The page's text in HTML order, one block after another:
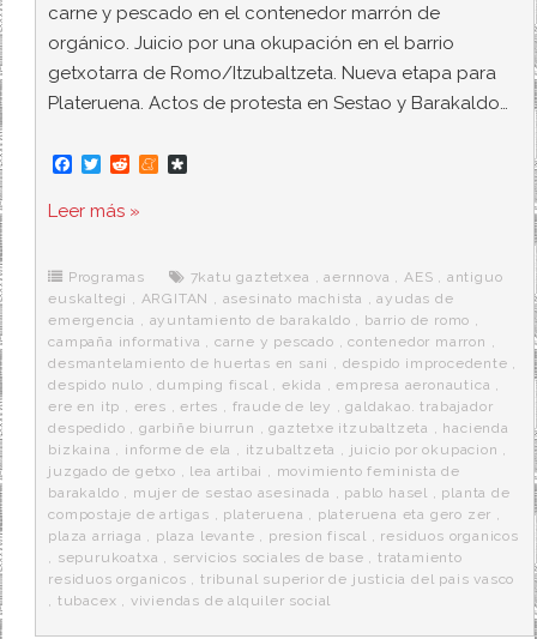
carne y pescado en el contenedor marrón de
orgánico. Juicio por una okupación en el barrio
getxotarra de Romo/Itzubaltzeta. Nueva etapa para
Plateruena. Actos de protesta en Sestao y Barakaldo…
F
c
e
o
k
T
i
t
r
R
d
M
e
r
a
Leer más »
Programas 7katu gaztetxea ,aernnova , AES , antiguo
euskaltegi , ARGITAN , asesinato machista ,ayudas de
emergencia , ayuntamiento de barakaldo , barrio de romo ,
campaña informativa , carne y pescado ,contenedor marron ,
desmantelamiento de huertas en sani , despido improcedente ,
despido nulo ,dumping fiscal , ekida ,empresa aeronautica ,
ere en itp , eres ,ertes , fraude de ley ,galdakao. trabajador
despedido , garbiñe biurrun ,gaztetxe itzubaltzeta , hacienda
bizkaina , informe de ela , itzubaltzeta , juicio por okupacion ,
juzgado de getxo , lea artibai , movimiento feminista de
barakaldo , mujer de sestao asesinada , pablo hasel , planta de
compostaje de artigas , plateruena , plateruena eta gero zer ,
plaza arriaga , plaza levante , presion fiscal , residuos organicos
, sepurukoatxa , servicios sociales de base ,tratamiento
residuos organicos ,tribunal superior de justicia del pais vasco
, tubacex , viviendas de alquiler social